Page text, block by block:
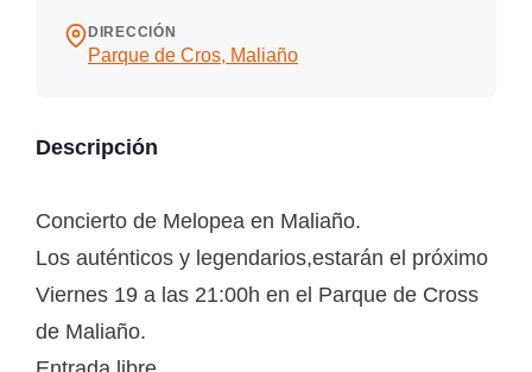
DIRECCIÓN
Parque de Cros, Maliaño
Descripción
Concierto de Melopea en Maliaño.
Los auténticos y legendarios,estarán el próximo
Viernes 19 a las 21:00h en el Parque de Cross
de Maliaño.